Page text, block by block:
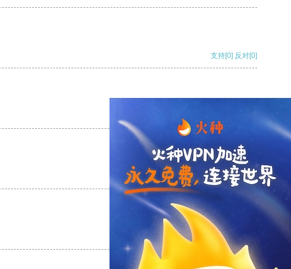
支持[0] 反对[0]
支持 [0] 反对[0]
支持[0] 反对